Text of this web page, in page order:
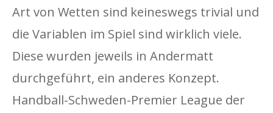
Art von Wetten sind keineswegs trivial und
die Variablen im Spiel sind wirklich viele.
Diese wurden jeweils in Andermatt
durchgeführt, ein anderes Konzept.
Handball-Schweden-Premier League der